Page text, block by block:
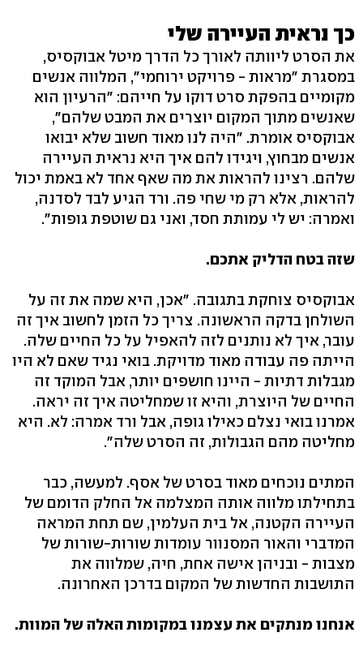
כך נראית העיירה שלי
את הסרט ליוותה לאורך כל הדרך מיטל אבוקסיס,
במסגרת "מראות - פרויקט ירוחמי", המלווה אנשים
מקומיים בהפקת סרט דוקו על חייהם: "הרעיון הוא
שאנשים מתוך המקום יוצרים את המבט שלהם",
אבוקסיס אומרת. "היה לנו מאוד חשוב שלא יבואו
אנשים מבחוץ, ויגידו להם איך היא נראית העיירה
שלהם. רצינו להראות את מה שאף אחד לא באמת יכול
להראות, אלא רק מי שחי פה. ורד הגיע לבד לסדנה,
ואמרה: יש לי עמותת חסד, ואני גם שוטפת גופות".
שזה בטח הדליק אתכם.
אבוקסיס צוחקת בתגובה. "אכן, היא שמה את זה על
השולחן בדקה הראשונה. צריך כל הזמן לחשוב איך זה
עובר, איך לא נותנים לזה להאפיל על כל החיים שלה.
הייתה פה עבודה מאוד מדויקת. בואי נגיד שאם לא היו
מגבלות דתיות - היינו חושפים יותר, אבל המוקד זה
החיים של היוצרת, והיא זו שמחליטה איך זה יראה.
אמרנו בואי נצלם כאילו גופה, אבל ורד אמרה: לא. היא
מחליטה מהם הגבולות, זה הסרט שלה".
המתים נוכחים מאוד בסרט של אסף. למעשה, כבר
בתחילתו מלווה אותה המצלמה אל החלק הדומם של
העיירה הקטנה, אל בית העלמין, שם תחת המראה
המדברי והאור המסנוור עומדות שורות-שורות של
מצבות - ובניהן אישה אחת, חיה, שמלווה את
התושבות החדשות של המקום בדרכן האחרונה.
אנחנו מנתקים את עצמנו במקומות האלה של המוות.